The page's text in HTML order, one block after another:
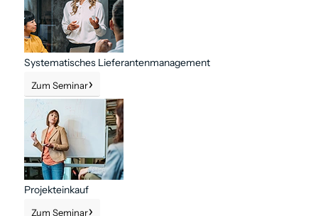
Systematisches Lieferanten­management
Zum Seminar
Projekteinkauf
Zum Seminar